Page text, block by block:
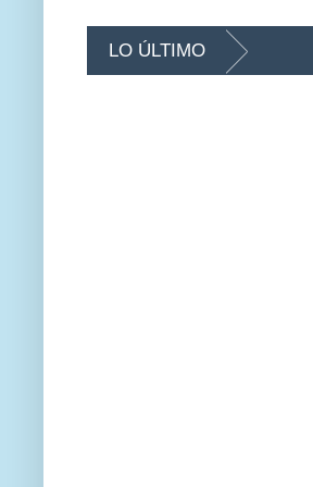
LO ÚLTIMO